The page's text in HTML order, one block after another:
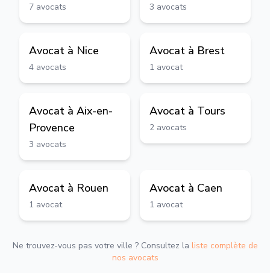
7 avocats 3 avocats
Avocat à Nice
4 avocats
Avocat à Brest
1 avocat
Avocat à Aix-en-
Provence
3 avocats
Avocat à Tours
2 avocats
Avocat à Rouen
1 avocat
Avocat à Caen
1 avocat
Ne trouvez-vous pas votre ville ? Consultez la liste complète de
nos avocats